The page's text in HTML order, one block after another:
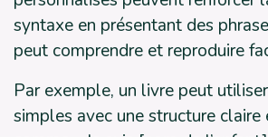
syntaxe en présentant des
peut comprendre et reproduire
Par exemple, un livre peut
simples avec une structure